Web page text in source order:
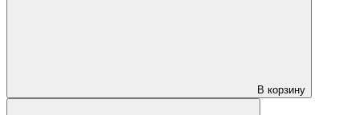
В корзину